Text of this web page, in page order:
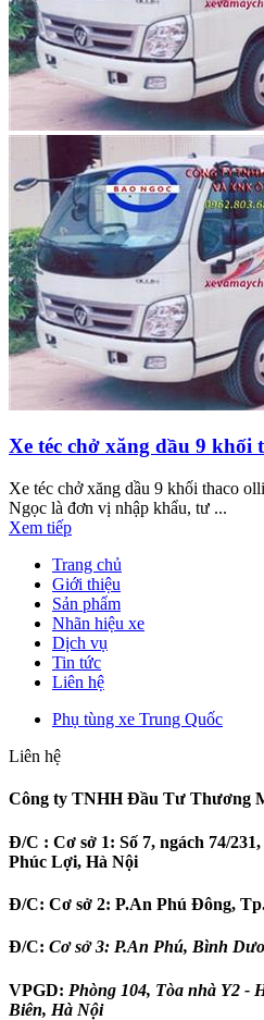
Xe téc chở xăng dầu 9 khối
Xe téc chở xăng dầu 9 khối thaco
Ngọc là đơn vị nhập khẩu, tư ...
Xem tiếp
Trang chủ
Giới thiệu
Sản phẩm
Nhãn hiệu xe
Dịch vụ
Tin tức
Liên hệ
Phụ tùng xe Trung Quốc
Liên hệ
Công ty TNHH Đầu Tư Thương
Đ/C : Cơ sở 1: Số 7, ngách 74/
Phúc Lợi, Hà Nội
Đ/C: Cơ sở 2: P.An Phú Đông,
Đ/C: Cơ sở 3: P.An Phú, Bình
VPGD: Phòng 104, Tòa nhà Y2 -
Biên, Hà Nội